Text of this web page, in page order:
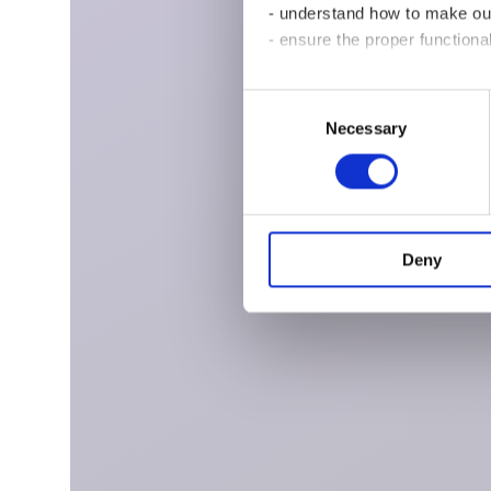
- understand how to make
- ensure the proper
For these reasons, we may
Cookies,” you consent to
Please click on “Cookies
Necessary
Deny